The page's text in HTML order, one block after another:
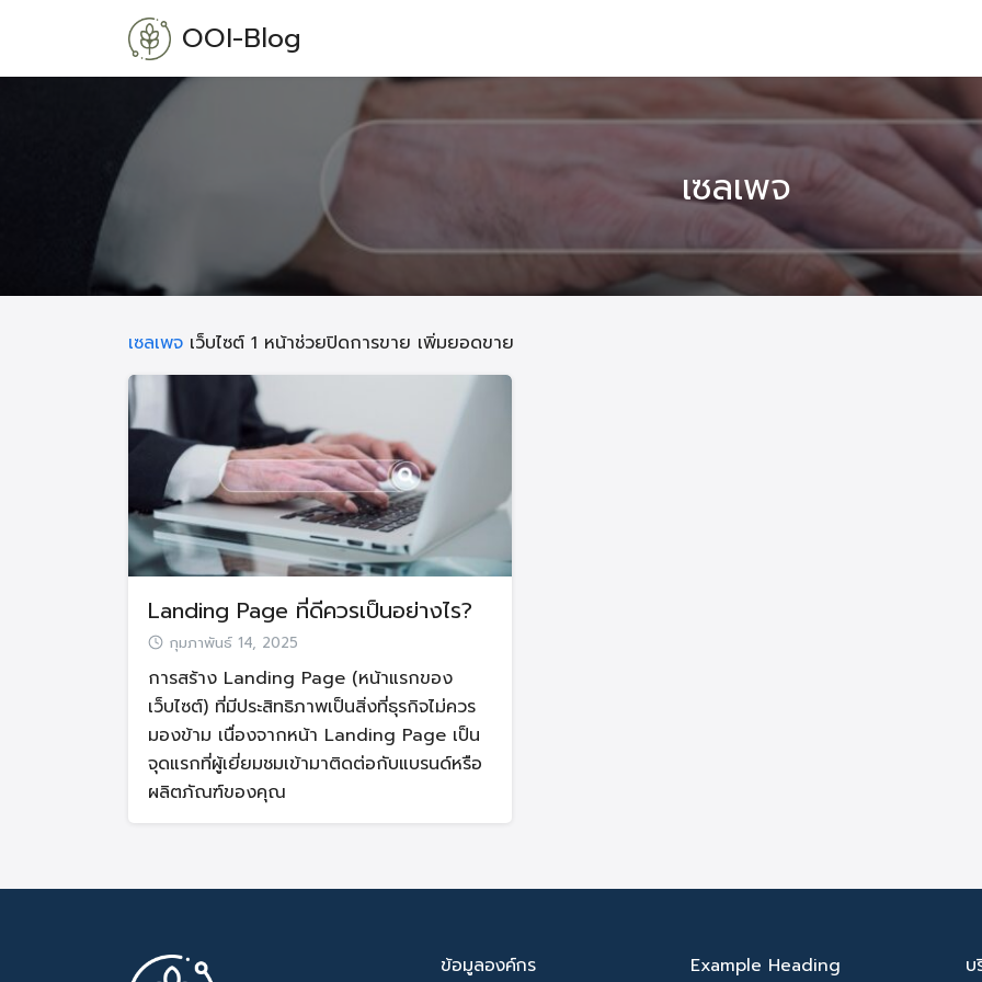
content
OOI-Blog
เซลเพจ
เซลเพจ เว็บไซต์ 1 หน้าช่วยปิดการขาย เพิ่มยอดขาย
Landing Page ที่ดีควรเป็นอย่างไร?
กุมภาพันธ์ 14, 2025
การสร้าง Landing Page (หน้าแรกของ
เว็บไซต์) ที่มีประสิทธิภาพเป็นสิ่งที่ธุรกิจไม่ควร
มองข้าม เนื่องจากหน้า Landing Page เป็น
จุดแรกที่ผู้เยี่ยมชมเข้ามาติดต่อกับแบรนด์หรือ
ผลิตภัณฑ์ของคุณ
ข้อมูลองค์กร Example Heading บ